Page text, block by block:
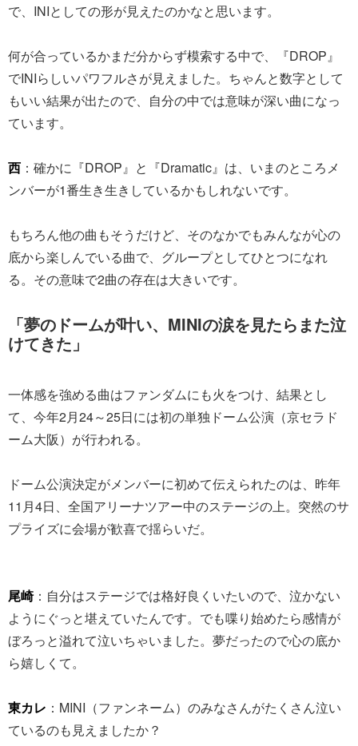
で、INIとしての形が見えたのかなと思います。
何が合っているかまだ分からず模索する中で、『DROP』
でINIらしいパワフルさが見えました。ちゃんと数字として
もいい結果が出たので、自分の中では意味が深い曲になっ
ています。
西 ：確かに『DROP』と『Dramatic』は、いまのところメ
ンバーが1番生き生きしているかもしれないです。
もちろん他の曲もそうだけど、そのなかでもみんなが心の
底から楽しんでいる曲で、グループとしてひとつになれ
る。その意味で2曲の存在は大きいです。
「夢のドームが叶い、MINIの涙を見たらまた泣
けてきた」
一体感を強める曲はファンダムにも火をつけ、結果とし
て、今年2月24～25日には初の単独ドーム公演（京セラド
ーム大阪）が行われる。
ドーム公演決定がメンバーに初めて伝えられたのは、昨年
11月4日、全国アリーナツアー中のステージの上。突然のサ
プライズに会場が歓喜で揺らいだ。
尾崎：自分はステージでは格好良くいたいので、泣かない
ようにぐっと堪えていたんです。でも喋り始めたら感情が
ぼろっと溢れて泣いちゃいました。夢だったので心の底か
ら嬉しくて。
東カレ ：MINI（ファンネーム）のみなさんがたくさん泣い
ているのも見えましたか？